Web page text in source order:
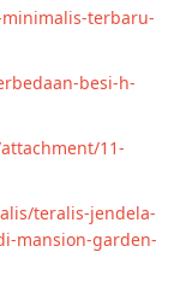
terbaru-
besi-h-
11-
teralis-jendela-
mansion-garden-